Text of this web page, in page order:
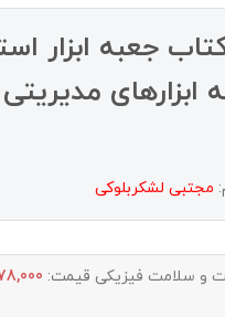
جعبه ابزار
ابزارهای
مجتبی لشکربلوکی
و سلامت فیزیکی قیمت: